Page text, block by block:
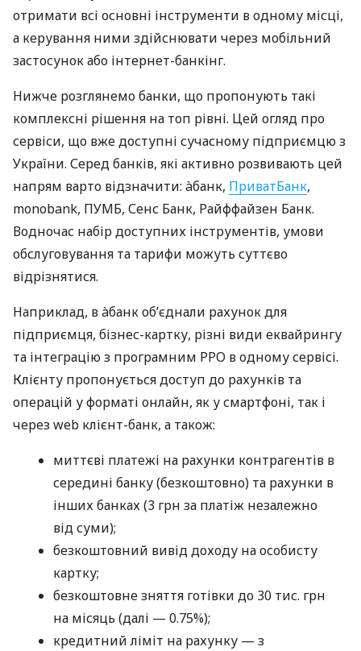
отримати всі основні інструменти в одному місці,
а керування ними здійснювати через мобільний
застосунок або інтернет-банкінг.
Нижче розглянемо банки, що пропонують такі
комплексні рішення на топ рівні. Цей огляд про
сервіси, що вже доступні сучасному підприємцю з
України. Серед банків, які активно розвивають цей
напрям варто відзначити: àбанк, ПриватБанк,
monobank, ПУМБ, Сенс Банк, Райффайзен Банк.
Водночас набір доступних інструментів, умови
обслуговування та тарифи можуть суттєво
відрізнятися.
Наприклад, в àбанк об’єднали рахунок для
підприємця, бізнес-картку, різні види еквайрингу
та інтеграцію з програмним РРО в одному сервісі.
Клієнту пропонується доступ до рахунків та
операцій у форматі онлайн, як у смартфоні, так і
через web клієнт-банк, а також:
миттєві платежі на рахунки контрагентів в
середині банку (безкоштовно) та рахунки в
інших банках (3 грн за платіж незалежно
від суми);
безкоштовний вивід доходу на особисту
картку;
безкоштовне зняття готівки до 30 тис. грн
на місяць (далі — 0.75%);
кредитний ліміт на рахунку — з